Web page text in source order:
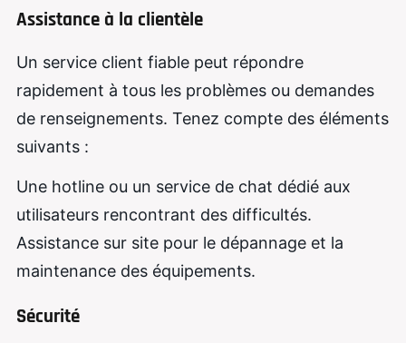
Assistance à la clientèle
Un service client fiable peut répondre
rapidement à tous les problèmes ou demandes
de renseignements. Tenez compte des éléments
suivants :
Une hotline ou un service de chat dédié aux
utilisateurs rencontrant des difficultés.
Assistance sur site pour le dépannage et la
maintenance des équipements.
Sécurité